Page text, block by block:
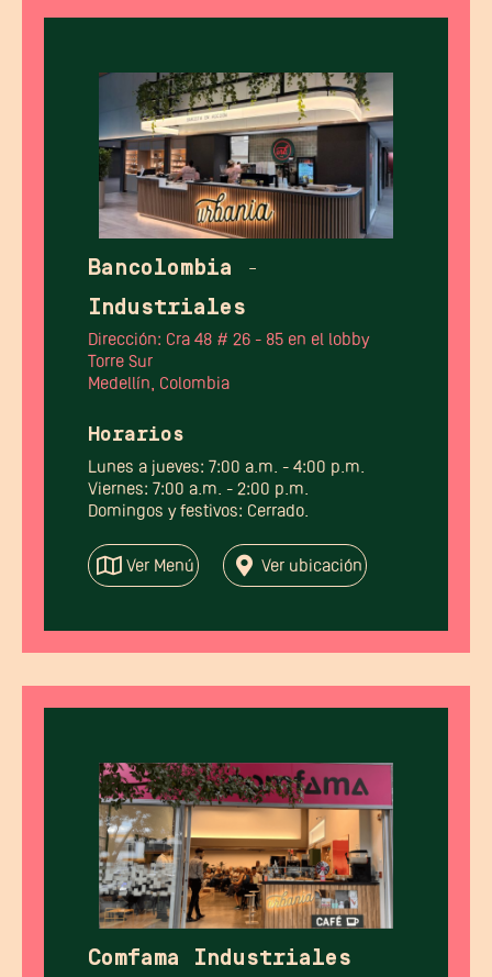
Bancolombia -
Industriales
Dirección: Cra 48 # 26 - 85 en el lobby
Torre Sur
Medellín, Colombia
Horarios
Lunes a jueves: 7:00 a.m. - 4:00 p.m.
Viernes: 7:00 a.m. - 2:00 p.m.
Domingos y festivos: Cerrado.
Ver Menú Ver ubicación
Comfama Industriales